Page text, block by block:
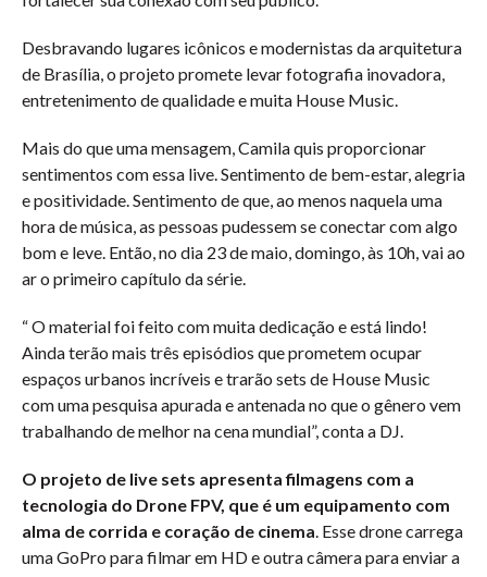
Desbravando lugares icônicos e modernistas da arquitetura
de Brasília, o projeto promete levar fotografia inovadora,
entretenimento de qualidade e muita House Music.
Mais do que uma mensagem, Camila quis proporcionar
sentimentos com essa live. Sentimento de bem-estar, alegria
e positividade. Sentimento de que, ao menos naquela uma
hora de música, as pessoas pudessem se conectar com algo
bom e leve. Então, no dia 23 de maio, domingo, às 10h, vai ao
ar o primeiro capítulo da série.
“ O material foi feito com muita dedicação e está lindo!
Ainda terão mais três episódios que prometem ocupar
espaços urbanos incríveis e trarão sets de House Music
com uma pesquisa apurada e antenada no que o gênero vem
trabalhando de melhor na cena mundial”, conta a DJ.
O projeto de live sets apresenta filmagens com a
tecnologia do Drone FPV, que é um equipamento com
alma de corrida e coração de cinema. Esse drone carrega
uma GoPro para filmar em HD e outra câmera para enviar a